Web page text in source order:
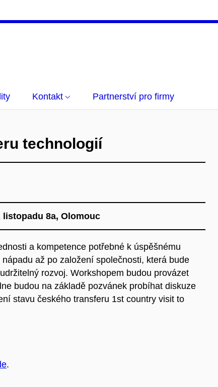
Kontakt Partnerství pro firmy
technologií
listopadu 8a, Olomouc
a kompetence potřebné k úspěšnému
až po založení společnosti, která bude
rozvoj. Workshopem budou provázet
budou na základě pozvánek probíhat diskuze
stavu českého transferu 1st country visit to
.